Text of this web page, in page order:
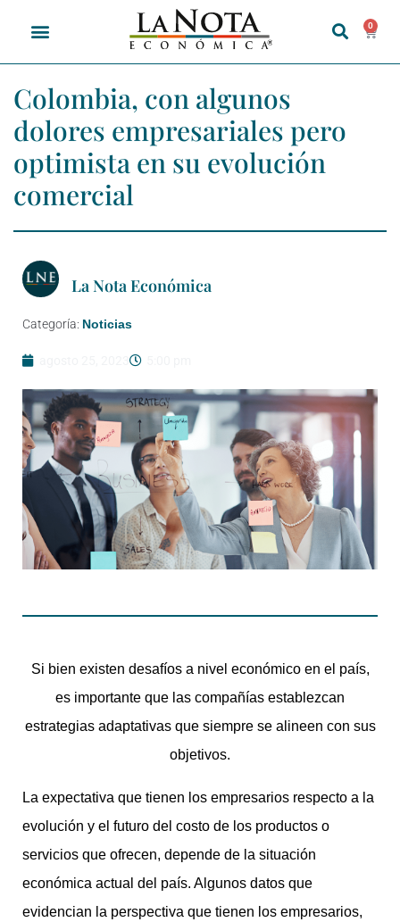
0
Colombia, con algunos
dolores empresariales pero
optimista en su evolución
comercial
La Nota Económica
Categoría: Noticias
Si bien existen desafíos a nivel económico en el país,
es importante que las compañías establezcan
estrategias adaptativas que siempre se alineen con sus
objetivos.
La expectativa que tienen los empresarios respecto a la
evolución y el futuro del costo de los productos o
servicios que ofrecen, depende de la situación
económica actual del país. Algunos datos que
evidencian la perspectiva que tienen los empresarios,